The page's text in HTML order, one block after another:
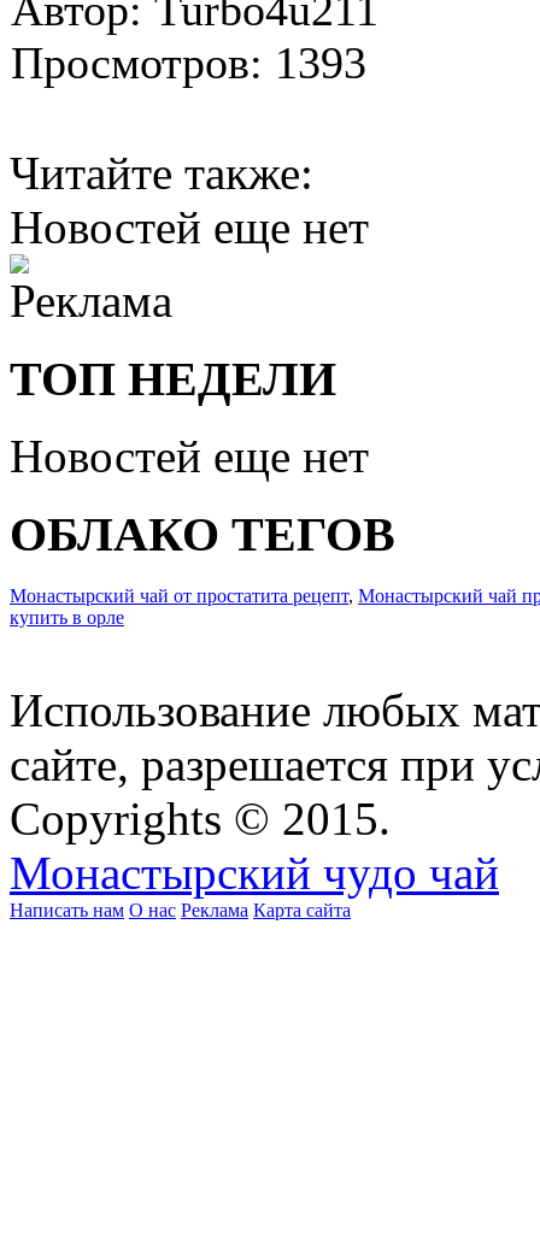
Просмотров: 1393
Читайте также:
Новостей еще нет
ТОП НЕДЕЛИ
Новостей еще нет
ОБЛАКО ТЕГОВ
Монастырский чай от простатита рецепт, Монастырский чай
купить в орле
Использование любых
сайте, разрешается при
Copyrights © 2015.
Монастырский чудо чай
Написать нам О нас Реклама Карта сайта